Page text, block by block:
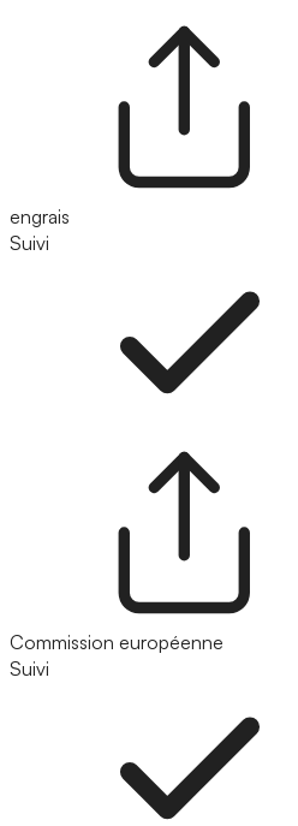
engrais
Suivi
Commission européenne
Suivi